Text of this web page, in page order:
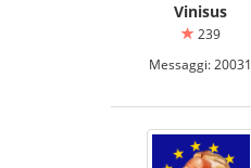
Vinisus
239
Messaggi: 20031